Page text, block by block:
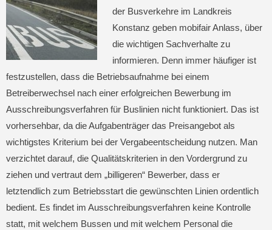
der Busverkehre im Landkreis
Konstanz geben mobifair Anlass, über
die wichtigen Sachverhalte zu
informieren. Denn immer häufiger ist
festzustellen, dass die Betriebsaufnahme bei einem
Betreiberwechsel nach einer erfolgreichen Bewerbung im
Ausschreibungsverfahren für Buslinien nicht funktioniert. Das ist
vorhersehbar, da die Aufgabenträger das Preisangebot als
wichtigstes Kriterium bei der Vergabeentscheidung nutzen. Man
verzichtet darauf, die Qualitätskriterien in den Vordergrund zu
ziehen und vertraut dem „billigeren“ Bewerber, dass er
letztendlich zum Betriebsstart die gewünschten Linien ordentlich
bedient. Es findet im Ausschreibungsverfahren keine Kontrolle
statt, mit welchem Bussen und mit welchem Personal die